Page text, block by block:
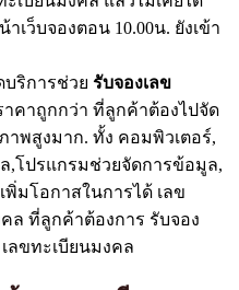
เว็บจองตอน 10.00น. ยังเข้า
บริการช่วย รับจองเลข
คาถูกกว่า ที่ลูกค้าต้องไปจัด
พสูงมาก. ทั้ง คอมพิวเตอร์,
,โปรแกรมช่วยจัดการข้อมูล,
พิ่มโอกาสในการได้ เลข
ล ที่ลูกค้าต้องการ รับจอง
ลขทะเบียนมงคล